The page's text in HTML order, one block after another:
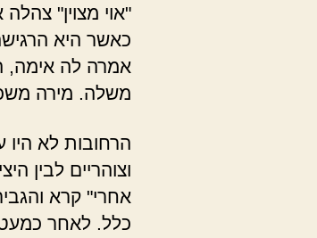
"אוי מצוין"
כאשר היא
אמרה לה אימה,
משלה. מירה
הרחובות לא היו
וצוהריים לבין
אחרי" קרא
כלל. לאחר